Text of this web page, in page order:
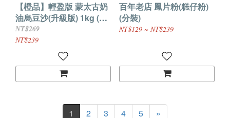
【橙品】輕盈版 蒙太古奶
油烏豆沙(升級版) 1kg (原
裝)
NT$269
NT$239
百年老店 鳳片粉(糕仔粉)
(分裝)
NT$129 ~ NT$239
1 2 3 4 5 »